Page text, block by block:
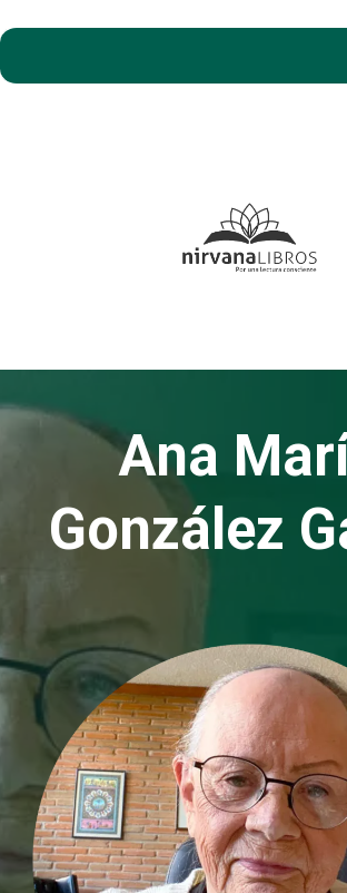
Ana
González